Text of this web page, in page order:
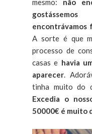
mesmo: não
A sorte é que
processo de
casas e havia
aparecer.
tinha muito do
Excedia o
50000€ é muito